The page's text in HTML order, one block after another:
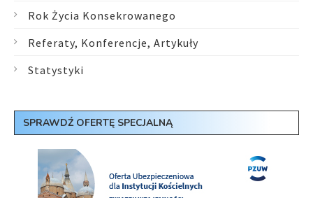
Rok Życia Konsekrowanego
Referaty, Konferencje, Artykuły
Statystyki
SPRAWDŹ OFERTĘ SPECJALNĄ